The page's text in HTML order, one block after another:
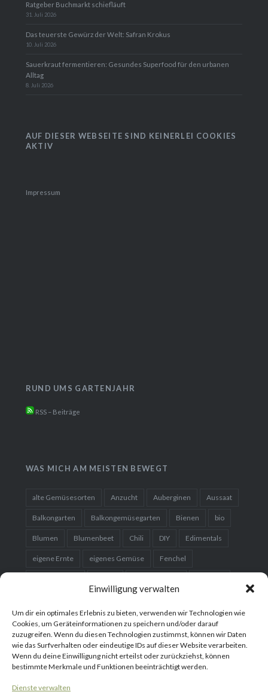
Einwilligung verwalten
Um dir ein optimales Erlebnis zu bieten, verwenden wir Technologien wie
Cookies, um Geräteinformationen zu speichern und/oder darauf
zuzugreifen. Wenn du diesen Technologien zustimmst, können wir Daten
wie das Surfverhalten oder eindeutige IDs auf dieser Website verarbeiten.
Wenn du deine Einwilligung nicht erteilst oder zurückziehst, können
bestimmte Merkmale und Funktionen beeinträchtigt werden.
Dienste verwalten
Ratgeber Buchmarkt schiefläuft
31. Juli 2026
Das teuerste Gewürz der Welt: Safran Krokus
10. Juli 2026
Sauerkraut fermentieren: Gesundes Superfood für den urbanen
Alltag
8. Juli 2026
AUF DIESER WEBSEITE SIND KEINERLEI COOKIES
AKTIV
Impressum
RUND UMS GARTENJAHR
RSS – Beiträge
WAS MICH AM MEISTEN BEWEGT
alte Gemüsesorten Anzucht Auberginen Aussaat
Balkongarten Balkongemüsegarten Bienen bio
Blumen Blumenbeet Chili DIY Edimentals
eigene Ernte eigenes Gemüse Fenchel
Hochbeet Karotten Kartoffeln Kleingarten
Kohl Kräuter Kürbis nachhaltig Obst
Obstbaum Organic Paprika Permakultur